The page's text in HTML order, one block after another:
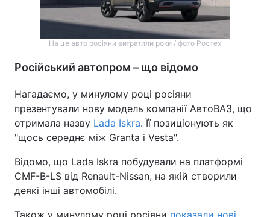
На це авто росіяни витратили роки / фото Ростех
Російський автопром – що відомо
Нагадаємо, у минулому році росіяни
презентували нову модель компанії АвтоВАЗ, що
отримала назву Lada Iskra. Її позиціонують як
"щось середнє між Granta і Vesta".
Відомо, що Lada Iskra побудували на платформі
CMF-B-LS від Renault-Nissan, на якій створили
деякі інші автомобілі.
Також у минулому році росіяни показали нові